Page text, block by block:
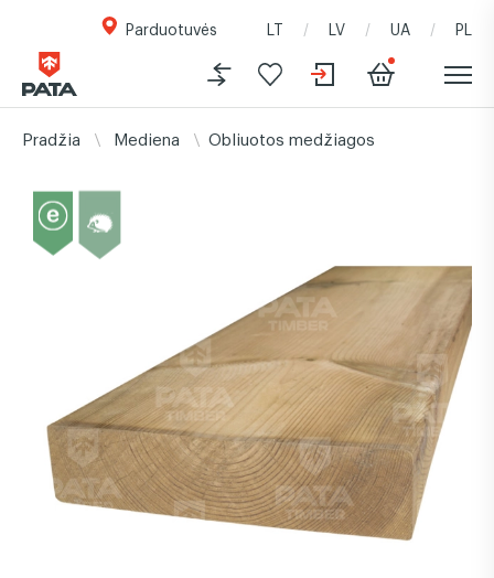
Parduotuvės LT LV UA PL
Pradžia Mediena Obliuotos medžiagos